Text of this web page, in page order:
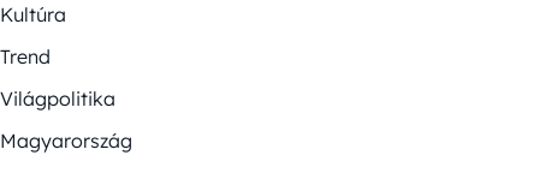
Kultúra
Trend
Világpolitika
Magyarország